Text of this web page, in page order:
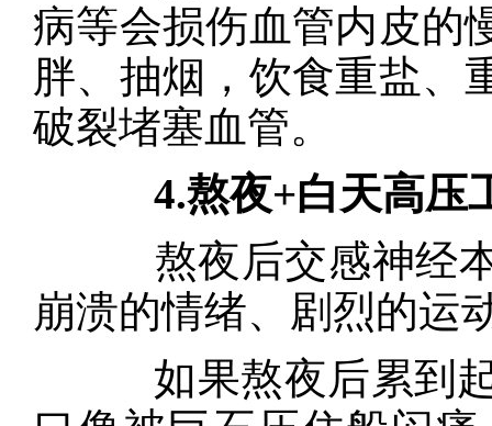
病等会损伤血管内皮的
胖、抽烟，饮食重盐、
破裂堵塞血管。
4.熬夜+白天高压
熬夜后交感神经本
崩溃的情绪、剧烈的运
如果熬夜后累到起